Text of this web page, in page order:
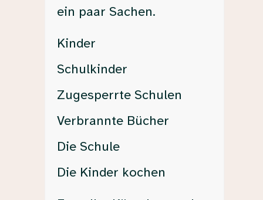
ein paar Sachen.
Kinder
Schulkinder
Zugesperrte Schulen
Verbrannte Bücher
Die Schule
Die Kinder kochen